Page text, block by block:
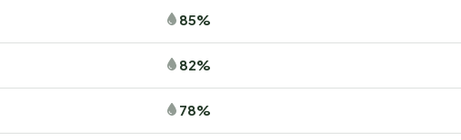
85%
82%
78%